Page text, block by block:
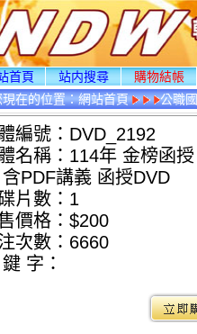
首頁 站内搜尋
購物結帳
現在的位置：網站首頁 公職
編號：DVD_2192
名稱：114年 金榜函
PDF講義 函授DVD
片數：1
價格：$200
次數： 6660
字：